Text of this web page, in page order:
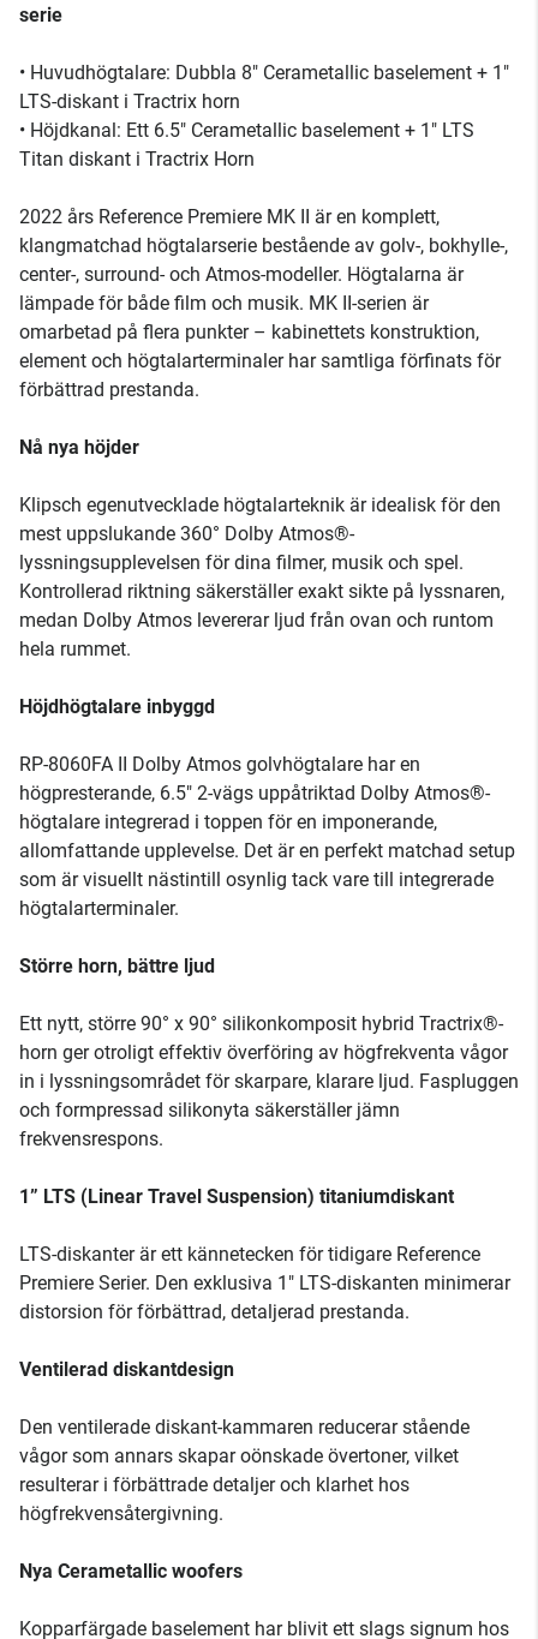
serie
• Huvudhögtalare: Dubbla 8" Cerametallic baselement + 1"
LTS-diskant i Tractrix horn
• Höjdkanal: Ett 6.5" Cerametallic baselement + 1" LTS
Titan diskant i Tractrix Horn
2022 års Reference Premiere MK II är en komplett,
klangmatchad högtalarserie bestående av golv-, bokhylle-,
center-, surround- och Atmos-modeller. Högtalarna är
lämpade för både film och musik. MK II-serien är
omarbetad på flera punkter – kabinettets konstruktion,
element och högtalarterminaler har samtliga förfinats för
förbättrad prestanda.
Nå nya höjder
Klipsch egenutvecklade högtalarteknik är idealisk för den
mest uppslukande 360° Dolby Atmos®-
lyssningsupplevelsen för dina filmer, musik och spel.
Kontrollerad riktning säkerställer exakt sikte på lyssnaren,
medan Dolby Atmos levererar ljud från ovan och runtom
hela rummet.
Höjdhögtalare inbyggd
RP-8060FA II Dolby Atmos golvhögtalare har en
högpresterande, 6.5" 2-vägs uppåtriktad Dolby Atmos®-
högtalare integrerad i toppen för en imponerande,
allomfattande upplevelse. Det är en perfekt matchad setup
som är visuellt nästintill osynlig tack vare till integrerade
högtalarterminaler.
Större horn, bättre ljud
Ett nytt, större 90° x 90° silikonkomposit hybrid Tractrix®-
horn ger otroligt effektiv överföring av högfrekventa vågor
in i lyssningsområdet för skarpare, klarare ljud. Faspluggen
och formpressad silikonyta säkerställer jämn
frekvensrespons.
1” LTS (Linear Travel Suspension) titaniumdiskant
LTS-diskanter är ett kännetecken för tidigare Reference
Premiere Serier. Den exklusiva 1" LTS-diskanten minimerar
distorsion för förbättrad, detaljerad prestanda.
Ventilerad diskantdesign
Den ventilerade diskant-kammaren reducerar stående
vågor som annars skapar oönskade övertoner, vilket
resulterar i förbättrade detaljer och klarhet hos
högfrekvensåtergivning.
Nya Cerametallic woofers
Kopparfärgade baselement har blivit ett slags signum hos